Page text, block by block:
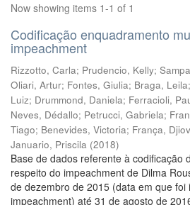
Now showing items 1-1 of 1
Codificação enquadramento
impeachment
Rizzotto, Carla; Prudencio, Kelly;
Oliari, Artur; Fontes, Giulia; Braga, Leila;
Luiz; Drummond, Daniela; Ferracioli,
Neves, Dédallo; Petrucci, Gabriela;
Tiago; Benevides, Victoria; França,
Januario, Priscila (2018)
Base de dados referente à codificação
respeito do impeachment de Dilma
de dezembro de 2015 (data em que
impeachment) até 31 de agosto de